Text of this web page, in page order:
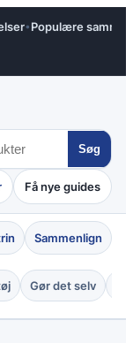
• Populære
Søg
Få nye guides
Sammenlign
Gør det selv